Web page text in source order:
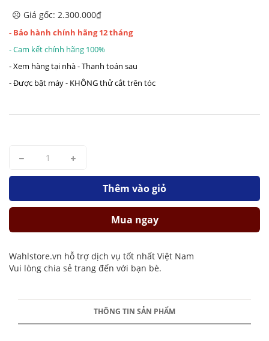
☹️ Giá gốc: 2.300.000₫
- Bảo hành chính hãng 12 tháng
- Cam kết chính hãng 100%
- Xem hàng tại nhà - Thanh toán sau
- Được bật máy - KHÔNG thử cắt trên tóc
Thêm vào giỏ
Mua ngay
Wahlstore.vn hỗ trợ dịch vụ tốt nhất Việt Nam
Vui lòng chia sẻ trang đến với bạn bè.
THÔNG TIN SẢN PHẨM